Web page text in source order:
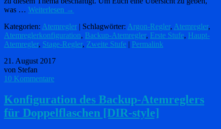
was … Weiterlesen →
Kategorien: Atemregler | Schlagwörter: Argon-Regler, Atemregler,
Atemreglerkonfiguration, Backup-Atemregler, Erste Stufe, Haupt-
Atemregler, Stage-Regler, Zweite Stufe | Permalink
21. August 2017
von Stefan
10 Kommentare
Konfiguration des Backup-Atemreglers
für Doppelflaschen [DIR-style]